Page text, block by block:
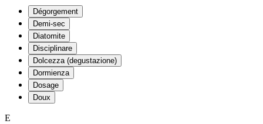
Dégorgement
Demi-sec
Diatomite
Disciplinare
Dolcezza (degustazione)
Dormienza
Dosage
Doux
E